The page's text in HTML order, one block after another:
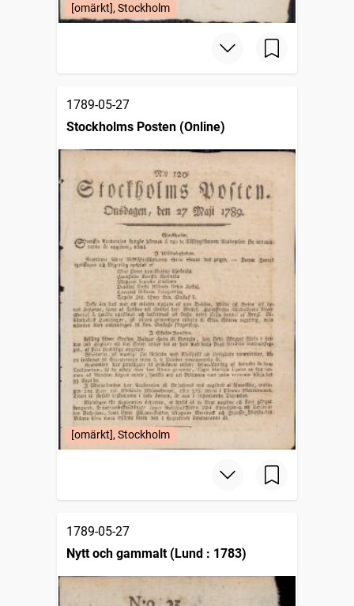
[omärkt], Stockholm
1789-05-27
Stockholms Posten (Online)
[omärkt], Stockholm
1789-05-27
Nytt och gammalt (Lund : 1783)